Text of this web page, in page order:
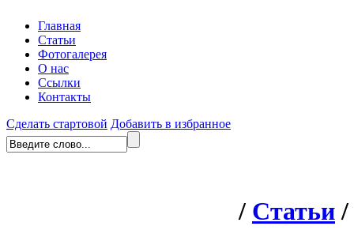
Главная
Статьи
Фотогалерея
О нас
Ссылки
Контакты
Сделать стартовой Добавить в избранное
/ Статьи/